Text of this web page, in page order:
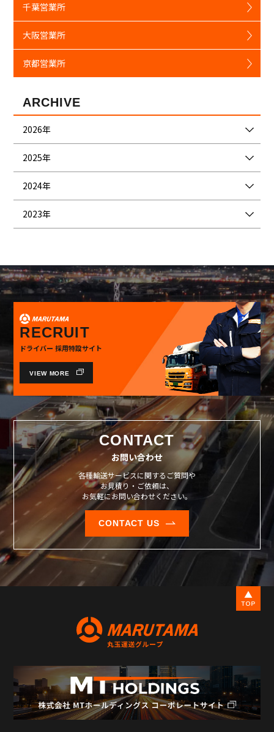
千葉営業所
大阪営業所
京都営業所
ARCHIVE
2026年
2025年
2024年
2023年
RECRUIT
ドライバー 採用特設サイト
VIEW MORE
CONTACT
お問い合わせ
各種輸送サービスに関するご質問や
お見積り・ご依頼は、
お気軽にお問い合わせください。
CONTACT US